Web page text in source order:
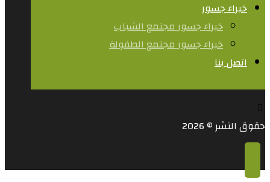
خبراء جسور
خبراء جسور مجتمع الشباب
خبراء جسور مجتمع الطفولة
اتصل بنا
حقوق النشر © 2026